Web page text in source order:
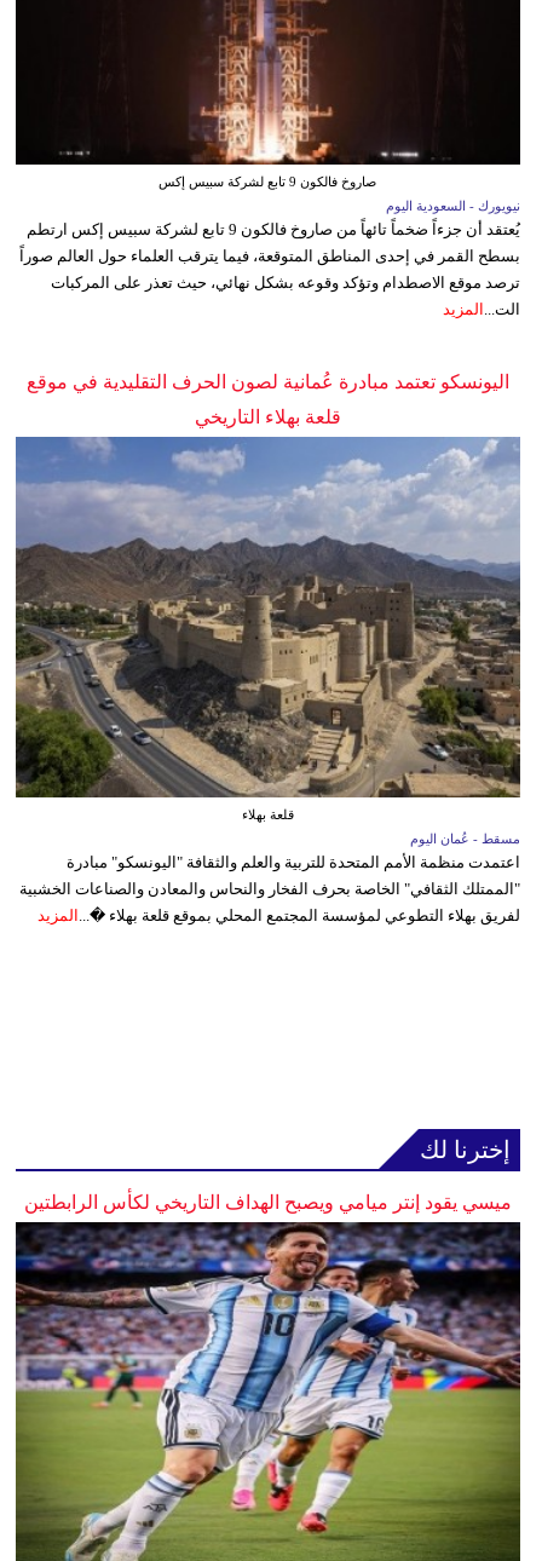
صاروخ فالكون 9 تابع لشركة سبيس إكس
نيويورك - السعودية اليوم
يُعتقد أن جزءاً ضخماً تائهاً من صاروخ فالكون 9 تابع لشركة سبيس إكس ارتطم
بسطح القمر في إحدى المناطق المتوقعة، فيما يترقب العلماء حول العالم صوراً
ترصد موقع الاصطدام وتؤكد وقوعه بشكل نهائي، حيث تعذر على المركبات
الت...
المزيد
اليونسكو تعتمد مبادرة عُمانية لصون الحرف التقليدية في موقع
قلعة بهلاء التاريخي
قلعة بهلاء
مسقط - عُمان اليوم
اعتمدت منظمة الأمم المتحدة للتربية والعلم والثقافة "اليونسكو" مبادرة
"الممتلك الثقافي" الخاصة بحرف الفخار والنحاس والمعادن والصناعات الخشبية
لفريق بهلاء التطوعي لمؤسسة المجتمع المحلي بموقع قلعة بهلاء �... المزيد
إخترنا لك
ميسي يقود إنتر ميامي ويصبح الهداف التاريخي لكأس الرابطتين